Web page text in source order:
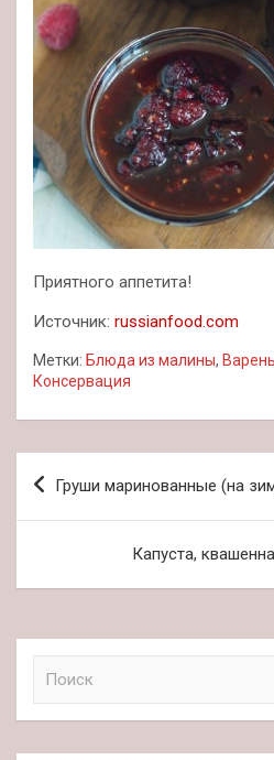
Приятного аппетита!
Источник: russianfood.com
Метки: Блюда из малины,
Консервация
Навигация
Груши маринованные (на
Капуста,